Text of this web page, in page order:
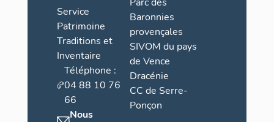
Service
Patrimoine
Traditions et
Inventaire
Téléphone :
04 88 10 76
66
Nous
Baronnies
provençales
SIVOM du pays
de Vence
Dracénie
CC de Serre-
Ponçon